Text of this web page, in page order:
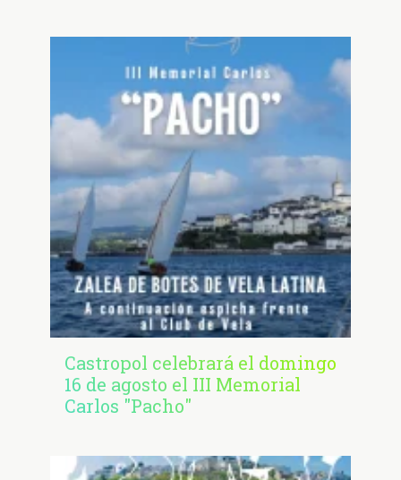
Castropol celebrará el domingo
16 de agosto el III Memorial
Carlos "Pacho"